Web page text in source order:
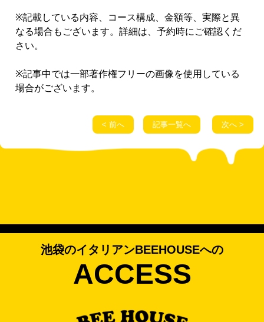
※記載している内容、コース構成、金額等、実際と異
なる場合もございます。詳細は、予約時にご確認くだ
さい。
※記事中では一部著作権フリーの画像を使用している
場合がございます。
< 前へ 記事一覧へ 次へ >
池袋のイタリアンBEEHOUSEへの
ACCESS